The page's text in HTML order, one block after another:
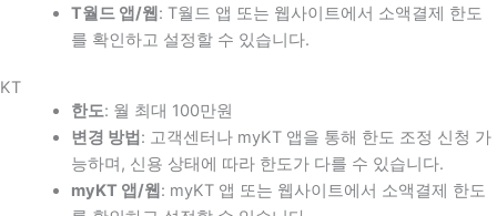
T월드 앱/웹 : T월드 앱 또는 웹사이트에서 소액결제 한도
를 확인하고 설정할 수 있습니다.
KT
한도: 월 최대 100만원
변경 방법 : 고객센터나 myKT 앱을 통해 한도 조정 신청 가
능하며, 신용 상태에 따라 한도가 다를 수 있습니다.
myKT 앱/웹 : myKT 앱 또는 웹사이트에서 소액결제 한도